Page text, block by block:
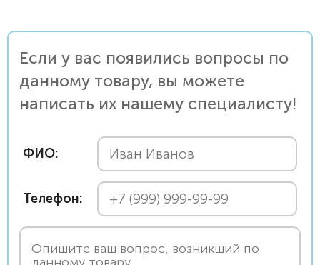
Если у вас появились вопросы по
данному товару, вы можете
написать их нашему специалисту!
ФИО:
Телефон: